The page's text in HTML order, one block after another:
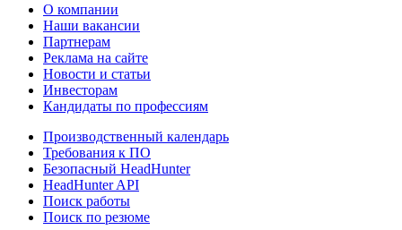
О компании
Наши вакансии
Партнерам
Реклама на сайте
Новости и статьи
Инвесторам
Кандидаты по профессиям
Производственный календарь
Требования к ПО
Безопасный HeadHunter
HeadHunter API
Поиск работы
Поиск по резюме